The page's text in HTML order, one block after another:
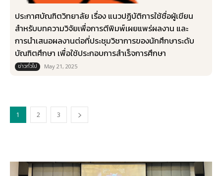
ประกาศบัณฑิตวิทยาลัย เรื่อง แนวปฏิบัติการใช้ชื่อผู้เขียน
สำหรับบทความวิจัยเพื่อการตีพิมพ์เผยแพร่ผลงาน และ
การนำเสนอผลงานต่อที่ประชุมวิชาการของนักศึกษาระดับ
บัณฑิตศึกษา เพื่อใช้ประกอบการสำเร็จการศึกษา
ข่าวทั่วไป May 21, 2025
1 2 3